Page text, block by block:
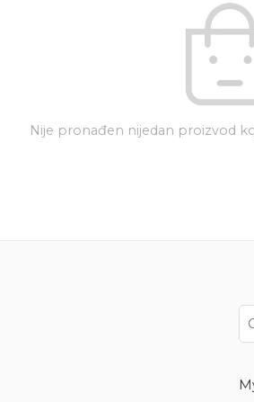
Nije pronađen nijedan proizvod